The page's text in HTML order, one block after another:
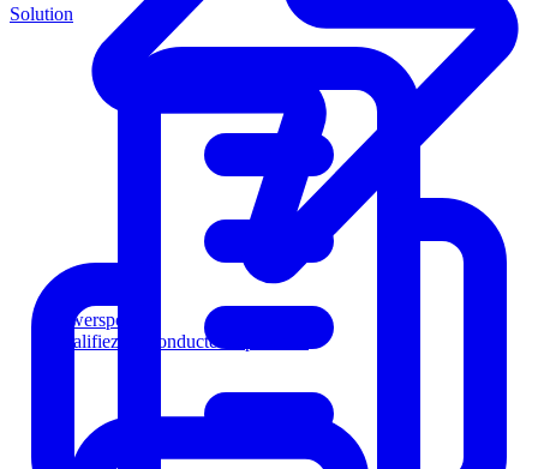
Powersports
Qualifiez les conducteurs plus vite
Solution